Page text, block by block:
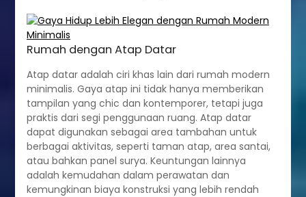
Rumah dengan Atap Datar
Atap datar adalah ciri khas lain dari rumah modern
minimalis. Gaya atap ini tidak hanya memberikan
tampilan yang chic dan kontemporer, tetapi juga
praktis dari segi penggunaan ruang. Atap datar
dapat digunakan sebagai area tambahan untuk
berbagai aktivitas, seperti taman atap, area santai,
atau bahkan panel surya. Keuntungan lainnya
adalah kemudahan dalam perawatan dan
kemungkinan biaya konstruksi yang lebih rendah